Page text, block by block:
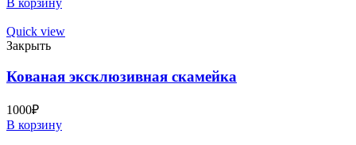
В корзину
Quick view
Закрыть
Кованая эксклюзивная скамейка
1000₽
В корзину